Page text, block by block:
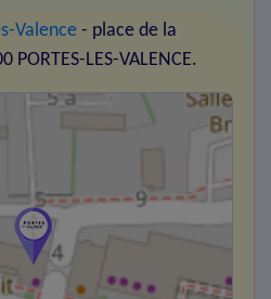
Valence - place de la
PORTES-LES-VALENCE.